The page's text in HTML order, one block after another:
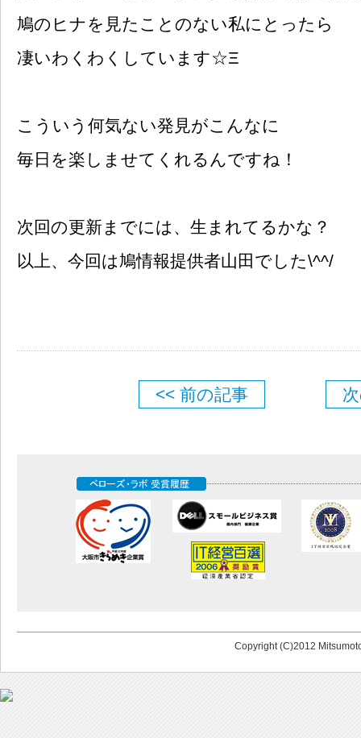
鳩のヒナを見たことのない私にとったら
凄いわくわくしています☆Ξ
こういう何気ない発見がこんなに
毎日を楽しませてくれるんですね！
次回の更新までには、生まれてるかな？
以上、今回は鳩情報提供者山田でした\^^/
<< 前の記事
Copyright (C)2012